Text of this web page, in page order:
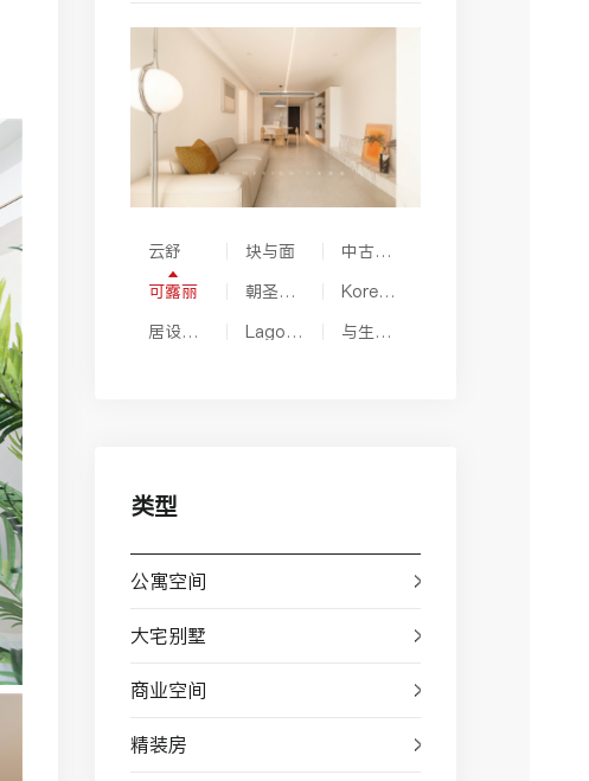
云舒 块与面 中古画
可露丽
朝圣黑 Koreyo
居设住
Lagom.
秩序
与生
类型
公寓空间
大宅别墅
商业空间
精装房